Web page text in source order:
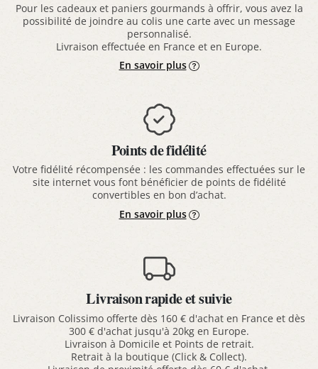
Pour les cadeaux et paniers gourmands à offrir, vous avez la
possibilité de joindre au colis une carte avec un message
personnalisé.
Livraison effectuée en France et en Europe.
En savoir plus
Points de fidélité
Votre fidélité récompensée : les commandes effectuées sur le
site internet vous font bénéficier de points de fidélité
convertibles en bon d’achat.
En savoir plus
Livraison rapide et suivie
Livraison Colissimo offerte dès 160 € d'achat en France et dès
300 € d'achat jusqu'à 20kg en Europe.
Livraison à Domicile et Points de retrait.
Retrait à la boutique (Click & Collect).